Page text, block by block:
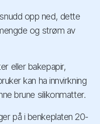
opp ned, dette
og strøm av
eller bakepapir,
kan ha innvirkning
brune silikonmatter.
på i benkeplaten 20-